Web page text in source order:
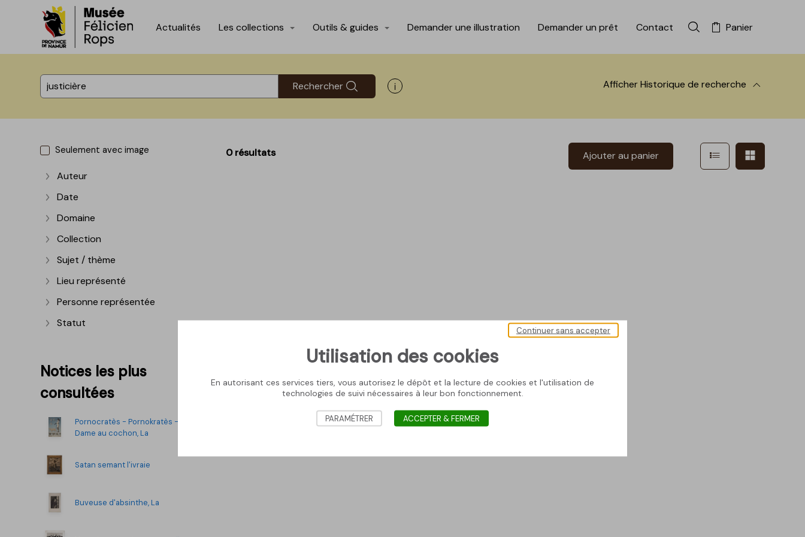
Accèder directement au contenu
Accèder directement au contenu
Actualités Les collections Outils & guides Demander une illustration Demander un prêt Contact Rechercher dans la
Panier
Rechercher Afficher les informations d'aide à la recherche AfficherHistorique de recherche
Seulement avec image
Afficher plus
Auteur
Afficher plus
Date
Afficher plus
Domaine
Afficher plus
Collection
Afficher plus
Sujet / thème
Afficher plus
Lieu représenté
Afficher plus
Personne représentée
Afficher plus
Statut
Notices les plus
consultées
Pornocratès - Pornokratès -
Dame au cochon, La
Satan semant l'ivraie
Buveuse d'absinthe, La
0 résultats Ajouter au panier Afficher en mode
Utilisation des cookies
En autorisant ces services tiers, vous autorisez le dépôt et la lecture de cookies et l'utilisation de
technologies de suivi nécessaires à leur bon fonctionnement.
Continuer sans accepter
PARAMÉTRER ACCEPTER & FERMER